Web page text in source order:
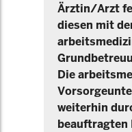
Ärztin/Arzt
diesen mit
Die
weiterhin
beauftragten